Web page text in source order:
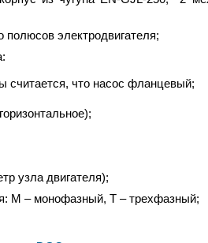
электродвигателя;
что насос фланцевый;
узла двигателя);
М – монофазный, Т – трехфазный;